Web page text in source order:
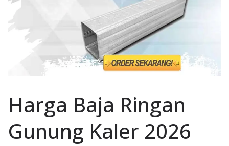
Harga Baja Ringan
Gunung Kaler 2026